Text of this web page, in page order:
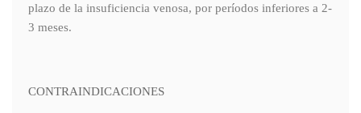
plazo de la insuficiencia venosa, por períodos inferiores a 2-
3 meses.
CONTRAINDICACIONES